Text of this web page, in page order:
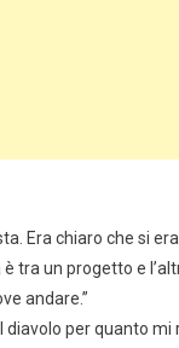
Era chiaro che si
è tra un progetto e
andare.”
diavolo per quanto